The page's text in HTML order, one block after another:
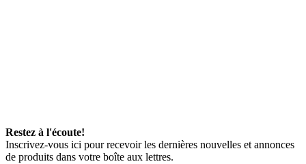
Restez à l'écoute!
Inscrivez-vous ici pour recevoir les dernières nouvelles et annonces
de produits dans votre boîte aux lettres.